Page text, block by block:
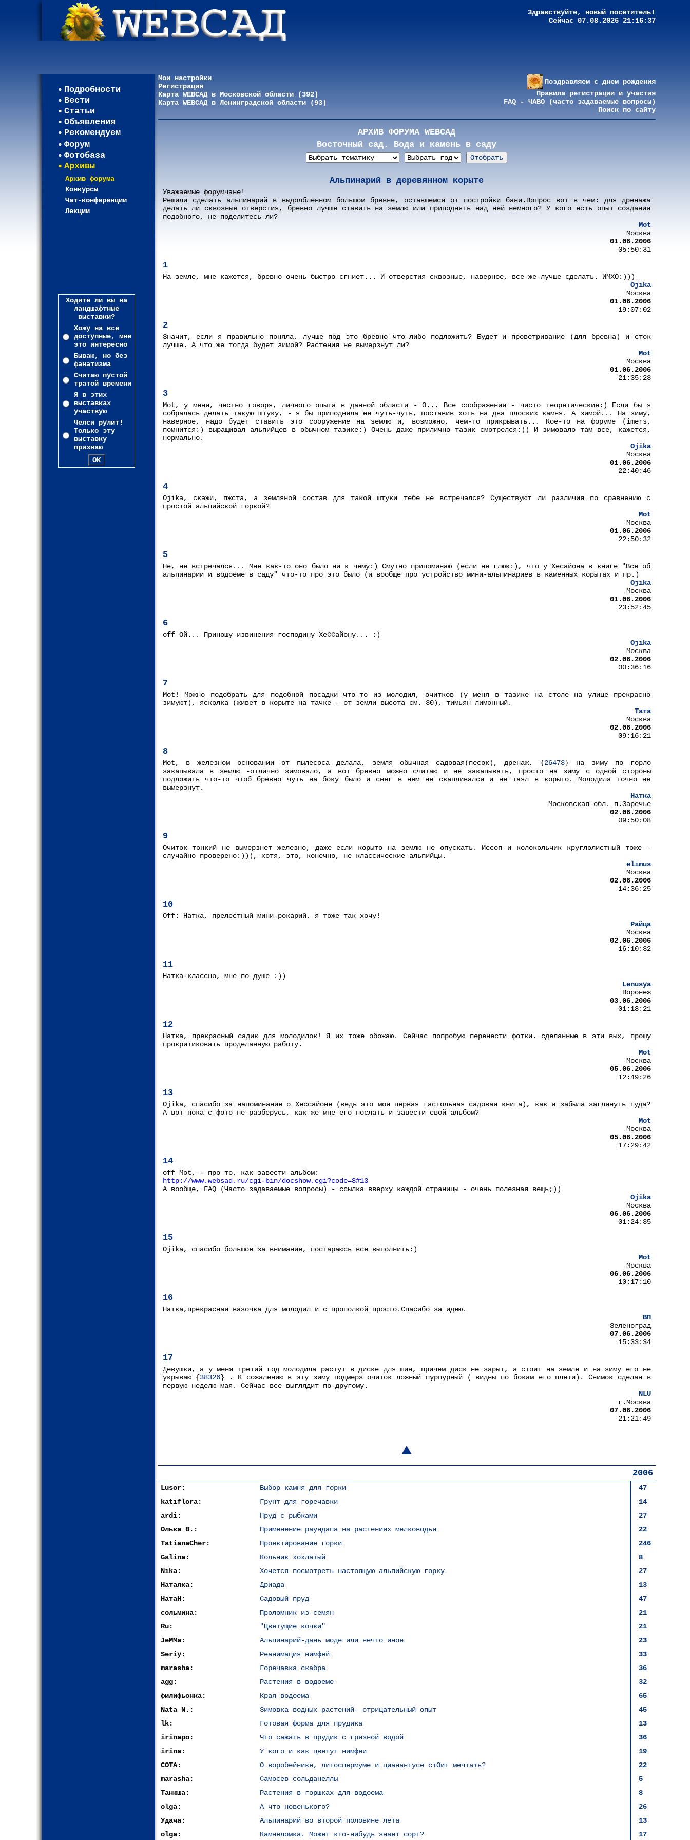
Здравствуйте, новый посетитель!
Сейчас 07.08.2026 21:16:37
Подробности
Вести
Статьи
Объявления
Рекомендуем
Форум
Фотобаза
Архивы
Архив форума
Конкурсы
Чат-конференции
Лекции
Ходите ли вы на
ландшафтные
выставки?
Хожу на все
доступные, мне
это интересно
Бываю, но без
фанатизма
Считаю пустой
тратой времени
Я в этих
выставках
участвую
Челси рулит!
Только эту
выставку
признаю
Мои настройки
Регистрация
Карта WEBСАД в Московской области (392)
Карта WEBСАД в Ленинградской области (93)
Поздравляем с днем рождения
Правила регистрации и участия
FAQ - ЧАВО (часто задаваемые вопросы)
Поиск по сайту
АРХИВ ФОРУМА WEBСАД
Восточный сад. Вода и камень в саду
Альпинарий в деревянном корыте
Уважаемые форумчане!
Решили сделать альпинарий в выдолбленном большом бревне, оставшемся от постройки бани.Вопрос вот в чем: для дренажа
делать ли сквозные отверстия, бревно лучше ставить на землю или приподнять над ней немного? У кого есть опыт создания
подобного, не поделитесь ли?
Mot
Москва
01.06.2006
05:50:31
1
На земле, мне кажется, бревно очень быстро сгниет... И отверстия сквозные, наверное, все же лучше сделать. ИМХО:)))
Ojika
Москва
01.06.2006
19:07:02
2
Значит, если я правильно поняла, лучше под это бревно что-либо подложить? Будет и проветривание (для бревна) и сток
лучше. А что же тогда будет зимой? Растения не вымерзнут ли?
Mot
Москва
01.06.2006
21:35:23
3
Mot, у меня, честно говоря, личного опыта в данной области - 0... Все соображения - чисто теоретические:) Если бы я
собралась делать такую штуку, - я бы приподняла ее чуть-чуть, поставив хоть на два плоских камня. А зимой... На зиму,
наверное, надо будет ставить это сооружение на землю и, возможно, чем-то прикрывать... Кое-то на форуме (imers,
помнится:) выращивал альпийцев в обычном тазике:) Очень даже прилично тазик смотрелся:)) И зимовало там все, кажется,
нормально.
Ojika
Москва
01.06.2006
22:40:46
4
Ojika, скажи, пжста, а земляной состав для такой штуки тебе не встречался? Существуют ли различия по сравнению с
простой альпийской горкой?
Mot
Москва
01.06.2006
22:50:32
5
Не, не встречался... Мне как-то оно было ни к чему:) Смутно припоминаю (если не глюк:), что у Хесайона в книге "Все об
альпинарии и водоеме в саду" что-то про это было (и вообще про устройство мини-альпинариев в каменных корытах и пр.)
Ojika
Москва
01.06.2006
23:52:45
6
off Ой... Приношу извинения господину ХеССайону... :)
Ojika
Москва
02.06.2006
00:36:16
7
Mot! Можно подобрать для подобной посадки что-то из молодил, очитков (у меня в тазике на столе на улице прекрасно
зимуют), ясколка (живет в корыте на тачке - от земли высота см. 30), тимьян лимонный.
Тата
Москва
02.06.2006
09:16:21
8
Mot, в железном основании от пылесоса делала, земля обычная садовая(песок), дренаж, {26473} на зиму по горло
закапывала в землю -отлично зимовало, а вот бревно можно считаю и не закапывать, просто на зиму с одной стороны
подложить что-то чтоб бревно чуть на боку было и снег в нем не скапливался и не таял в корыто. Молодила точно не
вымерзнут.
Натка
Московская обл. п.Заречье
02.06.2006
09:50:08
9
Очиток тонкий не вымерзнет железно, даже если корыто на землю не опускать. Иссоп и колокольчик круглолистный тоже -
случайно проверено:))), хотя, это, конечно, не классические альпийцы.
elimus
Москва
02.06.2006
14:36:25
10
Off: Натка, прелестный мини-рокарий, я тоже так хочу!
Райца
Москва
02.06.2006
16:10:32
11
Натка-классно, мне по душе :))
Lenusya
Воронеж
03.06.2006
01:18:21
12
Натка, прекрасный садик для молодилок! Я их тоже обожаю. Сейчас попробую перенести фотки. сделанные в эти вых, прошу
прокритиковать проделанную работу.
Mot
Москва
05.06.2006
12:49:26
13
Ojika, спасибо за напоминание о Хессайоне (ведь это моя первая гастольная садовая книга), как я забыла заглянуть туда?
А вот пока с фото не разберусь, как же мне его послать и завести свой альбом?
Mot
Москва
05.06.2006
17:29:42
14
off Mot, - про то, как завести альбом:
http://www.websad.ru/cgi-bin/docshow.cgi?code=8#13
А вообще, FAQ (Часто задаваемые вопросы) - ссылка вверху каждой страницы - очень полезная вещь;))
Ojika
Москва
06.06.2006
01:24:35
15
Ojika, спасибо большое за внимание, постараюсь все выполнить:)
Mot
Москва
06.06.2006
10:17:10
16
Натка,прекрасная вазочка для молодил и с прополкой просто.Спасибо за идею.
ВП
Зеленоград
07.06.2006
15:33:34
17
Девушки, а у меня третий год молодила растут в диске для шин, причем диск не зарыт, а стоит на земле и на зиму его не
укрываю {38326} . К сожалению в эту зиму подмерз очиток ложный пурпурный ( видны по бокам его плети). Снимок сделан в
первую неделю мая. Сейчас все выглядит по-другому.
NLU
г.Москва
07.06.2006
21:21:49
2006
Lusor: Выбор камня для горки
47
katiflora:
Грунт для горечавки
14
ardi:
Пруд с рыбками
27
Олька В.:
Применение раундапа на растениях мелководья
22
TatianaCher:
Проектирование горки
246
Galina:
Кольник хохлатый
8
Nika:
Хочется посмотреть настоящую альпийскую горку
27
Наталка:
Дриада
13
НатаН:
Садовый пруд
47
сольмина:
Проломник из семян
21
Ru:
"Цветущие кочки"
21
JeMMa:
Альпинарий-дань моде или нечто иное
23
Seriy:
Реанимация нимфей
33
marasha:
Горечавка скабра
36
agg:
Растения в водоеме
32
филифьонка:
Края водоема
65
Nata N.:
Зимовка водных растений- отрицательный опыт
45
lk:
Готовая форма для прудика
13
irinapo:
Что сажать в прудик с грязной водой
36
irina:
У кого и как цветут нимфеи
19
СОТА:
О воробейнике, литоспермуме и цианантусе стОит мечтать?
22
marasha:
Самосев сольданеллы
5
Танюша:
Растения в горшках для водоема
8
olga:
А что новенького?
26
Удача:
Альпинарий во второй половине лета
13
olga:
Камнеломка. Может кто-нибудь знает сорт? 17